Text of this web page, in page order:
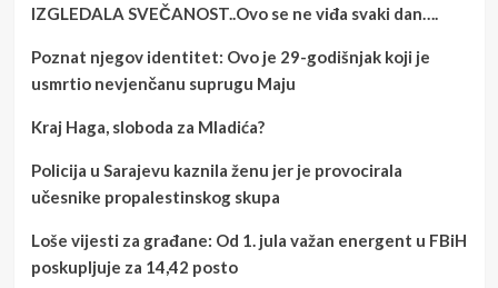
IZGLEDALA SVEČANOST..Ovo se ne viđa svaki dan….
Poznat njegov identitet: Ovo je 29-godišnjak koji je
usmrtio nevjenčanu suprugu Maju
Kraj Haga, sloboda za Mladića?
Policija u Sarajevu kaznila ženu jer je provocirala
učesnike propalestinskog skupa
Loše vijesti za građane: Od 1. jula važan energent u FBiH
poskupljuje za 14,42 posto